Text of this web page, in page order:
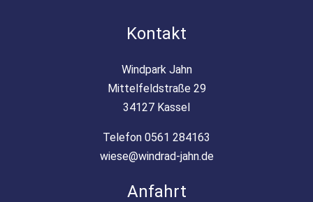
Kontakt
Windpark Jahn
Mittelfeldstraße 29
34127 Kassel
Telefon 0561 284163
wiese@windrad-jahn.de
Anfahrt